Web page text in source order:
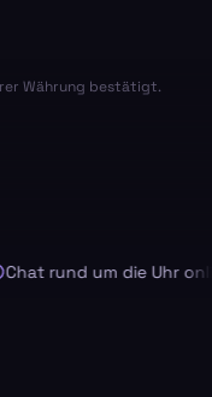
Währung bestätigt.
rund um die Uhr